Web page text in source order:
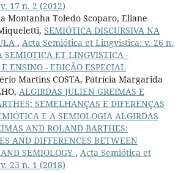
17 n. 2 (2012)
Montanha Toledo Scoparo, Eliane
SEMIÓTICA DISCURSIVA NA
, Acta Semiótica et Lingvistica: v. 26 n.
SEMIOTICA ET LINGVISTICA -
ENSINO - EDIÇÃO ESPECIAL
Martins COSTA, Patrícia Margarida
ALGIRDAS JULIEN GREIMAS E
SEMELHANÇAS E DIFERENÇAS
E A SEMIOLOGIA ALGIRDAS
AND ROLAND BARTHES:
AND DIFFERENCES BETWEEN
SEMIOLOGY , Acta Semiótica et
23 n. 1 (2018)